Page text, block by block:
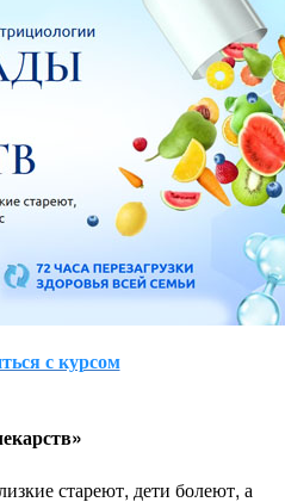
с курсом
стареют, дети болеют, а